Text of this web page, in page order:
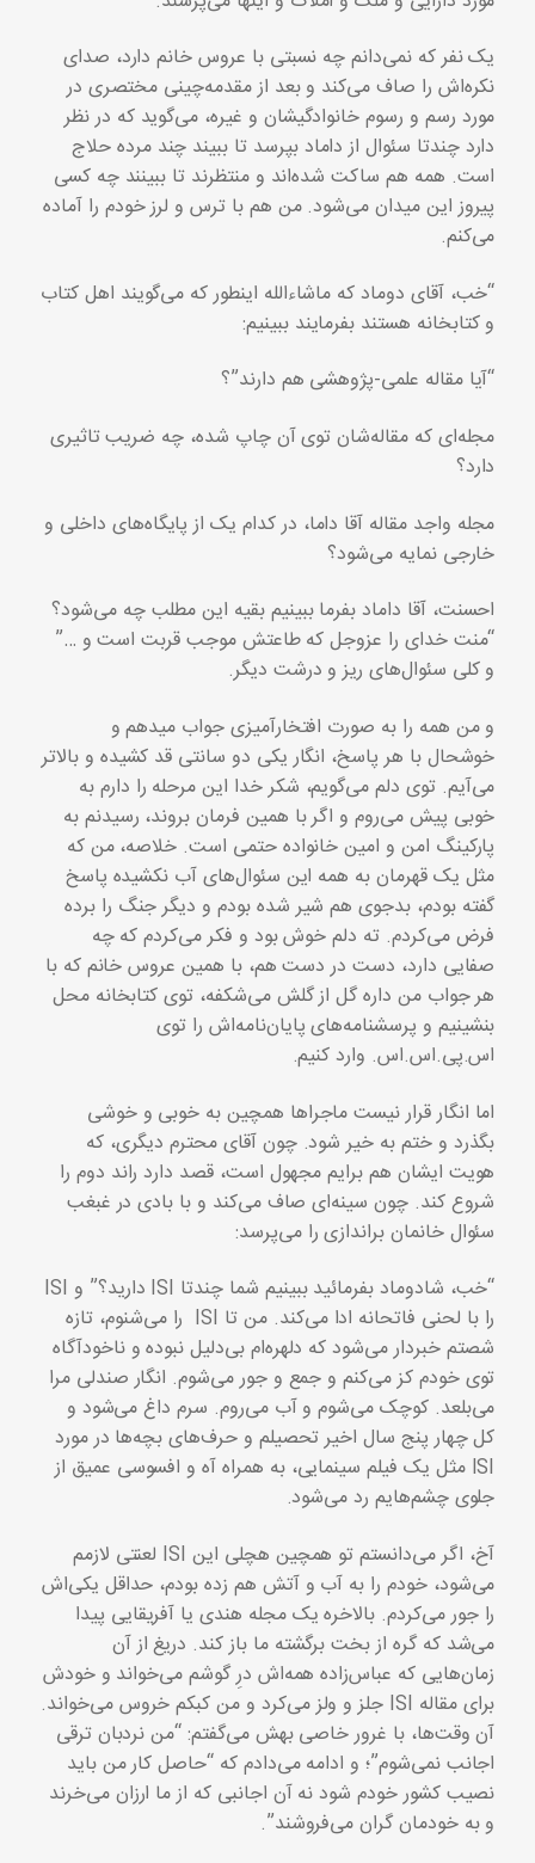
یک نفر که نمی‌دانم چه نسبتی با عروس خانم دارد، صدای
نکره‌اش را صاف می‌کند و بعد از مقدمه‌چینی مختصری در
مورد رسم و رسوم خانوادگیشان و غیره، می‌گوید که در نظر
دارد چندتا سئوال از داماد بپرسد تا ببیند چند مرده حلاج
است. همه هم ساکت شده‌اند و منتظرند تا ببینند چه کسی
پیروز این میدان می‌شود. من هم با ترس و لرز خودم را آماده
می‌کنم.
“خب، آقای دوماد که ماشاء‌الله اینطور که می‌گویند اهل کتاب
و کتابخانه هستند بفرمایند ببینیم:
“آیا مقاله علمی-پژوهشی هم دارند”؟
مجله‌ای که مقاله‌شان توی آن چاپ شده، چه ضریب تاثیری
دارد؟
مجله واجد مقاله آقا داما، در کدام یک از پایگاه‌های داخلی و
خارجی نمایه می‌شود؟
احسنت، آقا داماد بفرما ببینیم بقیه این مطلب چه می‌شود؟
“منت خدای را عزوجل که طاعتش موجب قربت است و …”
و کلی سئوال‌های ریز و درشت دیگر.
و من همه را به صورت افتخارآمیزی جواب میدهم و
خوشحال با هر پاسخ، انگار یکی دو سانتی قد ‌کشیده و بالاتر
می‌آیم. توی دلم می‌گویم، شکر خدا این مرحله را دارم به
خوبی پیش می‌روم و اگر با همین فرمان بروند، رسیدنم به
پارکینگ امن و امین خانواده حتمی است. خلاصه، من که
مثل یک قهرمان به همه این سئوال‌های آب نکشیده پاسخ
گفته بودم، بدجوی هم شیر شده بودم و دیگر جنگ را برده
فرض می‌کردم. ته دلم خوش بود و فکر می‌کردم که چه
صفایی دارد، دست در دست هم، با همین عروس خانم که با
هر جواب من داره گل از گلش می‌شکفه، توی کتابخانه محل
بنشینیم و پرسشنامه‌های پایان‌نامه‌اش را توی
اس.پی.اس.اس. وارد کنیم.
اما انگار قرار نیست ماجراها همچین به خوبی و خوشی
بگذرد و ختم به خیر شود. چون آقای محترم دیگری، که
هویت ایشان هم برایم مجهول است، قصد دارد راند دوم را
شروع کند. چون سینه‌ای صاف می‌کند و با بادی در غبغب
سئوال خانمان براندازی را می‌پرسد:
“خب، شادوماد بفرمائید ببینیم شما چندتا ISI دارید؟” و ISI
را با لحنی فاتحانه ادا می‌کند. من تا ISI را می‌شنوم، تازه
شصتم خبردار می‌شود که دلهره‌ام بی‌دلیل نبوده و ناخودآگاه
توی خودم کز می‌کنم و جمع و جور می‌شوم. انگار صندلی مرا
می‌بلعد. کوچک می‌شوم و آب می‌روم. سرم داغ می‌شود و
کل چهار پنج سال اخیر تحصیلم و حرف‌های بچه‌ها در مورد
ISI مثل یک فیلم سینمایی، به همراه آه و افسوسی عمیق از
جلوی چشم‌هایم رد می‌شود.
آخ، اگر می‌دانستم تو همچین هچلی این ISI لعنتی لازمم
می‌شود، خودم را به آب و آتش هم زده بودم، حداقل یکی‌اش
را جور می‌کردم. بالاخره یک مجله هندی یا آفریقایی پیدا
می‌شد که گره از بخت برگشته ما باز کند. دریغ از آن
زمان‌هایی که عباس‌زاده همه‌اش درِ گوشم می‌خواند و خودش
برای مقاله ISI جلز و ولز می‌کرد و من کبکم خروس می‌خواند.
آن وقت‌ها، با غرور خاصی بهش می‌گفتم: “من نردبان ترقی
اجانب نمی‌شوم”؛ و ادامه می‌دادم که “حاصل کار من باید
نصیب کشور خودم شود نه آن اجانبی که از ما ارزان می‌خرند
و به خودمان گران می‌فروشند”.